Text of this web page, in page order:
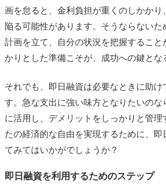
画を怠ると、金利負担が重くのしかかり
陥る可能性があります。そうならないた
計画を立て、自分の状況を把握すること
かりとした準備こそが、成功への鍵とな
それでも、即日融資は必要なときに助
す。急な支出に強い味方となりたいのな
に活用し、デメリットをしっかりと管理
たの経済的な自由を実現するために、即
てみてはいかがでしょうか？
即日融資を利用するためのステップ